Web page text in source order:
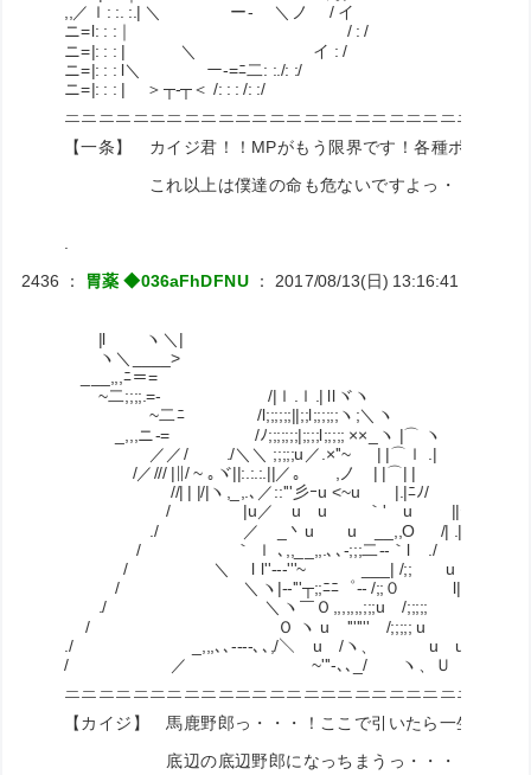
,,／ｌ: :. :.| ＼ ー‐ ＼ノ / イ
ニ=l: : :｜ / : /
ニ=|: : : | ＼ イ : /
ニ=|: : : l＼ ー‐=ﾆ二: :./: :/
ニ=|: : : | ＞┬‐┬＜ /: : : /: :/
￣￣￣￣￣￣￣￣￣￣￣￣￣￣￣￣￣￣￣￣￣￣￣￣￣￣
【一条】 カイジ君！！MPがもう限界です！各種ポーショ
これ以上は僕達の命も危ないですよっ・・・！
2436 ： 胃薬 ◆036aFhDFNU ： 2017/08/13(日) 13:16:41
|l ヽ＼| ＝
ヽ＼____> ~
___,,,ﾆ＝=
~二;;;;.=- /|ｌ.ｌ.| llヾヽ -
~二ﾆ /l;;;;;;||;;l;;;;;;ヽ;＼ヽ
_,,,ニ-= /ﾉ;;;;;;;|;;;;l;;;;; ××_ヽ |⌒
／／/ ./＼＼ ;;;;;u／.×''~ | |⌒ｌ .| _,
/／/// |∥/ ~ ｡ヾ||:.:.:.||／｡ ,ノ | |⌒| | ヽ
//| | |/|ヽ,_,.､／::'''彡ｰu <~u |.|ﾆﾉ/ |ヾ
/ |u／ u u ｀' u ||ｰ ′ .
./ ／ _丶u u __,,О /| .|
/ ｀ ｌ ､,,__,,.､､-;;;二-‐｀l
/ ＼ l l''‐-‐'''~ ___| /;; u｜
/ ＼ヽ|-‐'''┬;;ﾆﾆ゜-‐ /;;０ l|ヽ、
./ ＼ヽ￣Ｏ,,,,,,,;;;u /;;;;; u u |ヽ
/ Ｏ ヽ u ''''''' /;;;;; u / （
./ _,,,､､-‐‐-､､,/＼ u /ヽ、 u u
/ ／ ~'''‐､､_/ ヽ、Ｕ ノ ''-＝
￣￣￣￣￣￣￣￣￣￣￣￣￣￣￣￣￣￣￣￣￣￣￣￣￣￣
【カイジ】 馬鹿野郎っ・・・！ここで引いたら一生後悔
底辺の底辺野郎になっちまうっ・・・！援軍は来